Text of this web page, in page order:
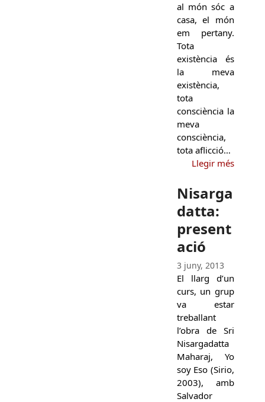
al món sóc a
casa, el món
em pertany.
Tota
existència és
la meva
existència,
tota
consciència la
meva
consciència,
tota aflicció…
Llegir més
Nisarga
datta:
present
ació
3 juny, 2013
El llarg d’un
curs, un grup
va estar
treballant
l’obra de Sri
Nisargadatta
Maharaj, Yo
soy Eso (Sirio,
2003), amb
Salvador